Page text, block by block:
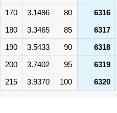
6316
80
3.1496
170
6317
85
3.3465
180
6318
90
3.5433
190
6319
95
3.7402
200
6320
100
3.9370
215